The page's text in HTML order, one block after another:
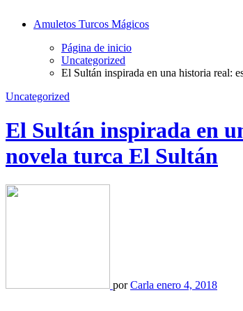
Amuletos Turcos Mágicos
Página de inicio
Uncategorized
El Sultán inspirada en una historia real:
Uncategorized
El Sultán inspirada en
novela turca El Sultán
porCarla enero 4, 2018